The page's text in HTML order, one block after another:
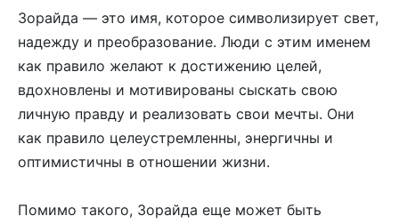
Зорайда — это имя, которое символизирует свет,
надежду и преобразование. Люди с этим именем
как правило желают к достижению целей,
вдохновлены и мотивированы сыскать свою
личную правду и реализовать свои мечты. Они
как правило целеустремленны, энергичны и
оптимистичны в отношении жизни.
Помимо такого, Зорайда еще может быть